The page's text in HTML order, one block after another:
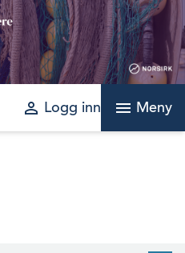
perm_identity Logg inn menu Meny